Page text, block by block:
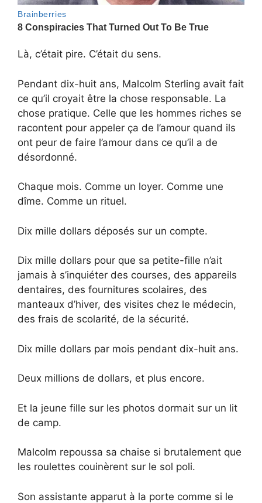
Là, c’était pire. C’était du sens.
Pendant dix-huit ans, Malcolm Sterling avait fait
ce qu’il croyait être la chose responsable. La
chose pratique. Celle que les hommes riches se
racontent pour appeler ça de l’amour quand ils
ont peur de faire l’amour dans ce qu’il a de
désordonné.
Chaque mois. Comme un loyer. Comme une
dîme. Comme un rituel.
Dix mille dollars déposés sur un compte.
Dix mille dollars pour que sa petite-fille n’ait
jamais à s’inquiéter des courses, des appareils
dentaires, des fournitures scolaires, des
manteaux d’hiver, des visites chez le médecin,
des frais de scolarité, de la sécurité.
Dix mille dollars par mois pendant dix-huit ans.
Deux millions de dollars, et plus encore.
Et la jeune fille sur les photos dormait sur un lit
de camp.
Malcolm repoussa sa chaise si brutalement que
les roulettes couinèrent sur le sol poli.
Son assistante apparut à la porte comme si le